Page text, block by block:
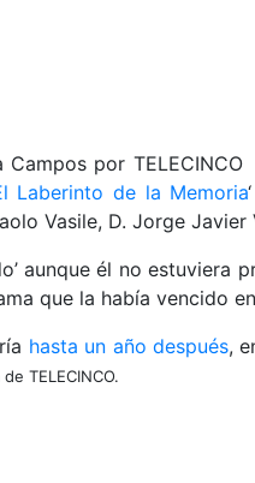
por
Laberinto de la Memoria
Vasile, D. Jorge Javier
aunque él no
que la había vencido
hasta un año después,
TELECINCO.